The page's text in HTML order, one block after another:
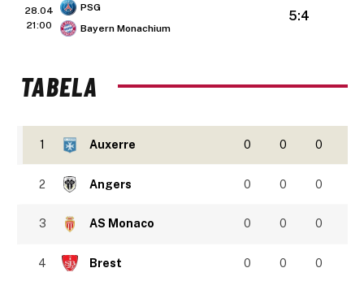
28.04
21:00
PSG
Bayern Monachium
5:4
TABELA
1 Auxerre 0 0 0
2 Angers 0 0 0
3 AS Monaco 0 0 0
4 Brest 0 0 0